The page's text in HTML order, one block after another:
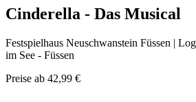
Cinderella - Das Musical
Festspielhaus Neuschwanstein Füssen |
im See - Füssen
Preise ab 42,99 €